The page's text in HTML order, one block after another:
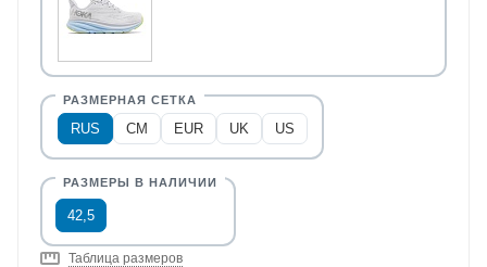
RUS CM EUR UK US
42,5
Таблица размеров